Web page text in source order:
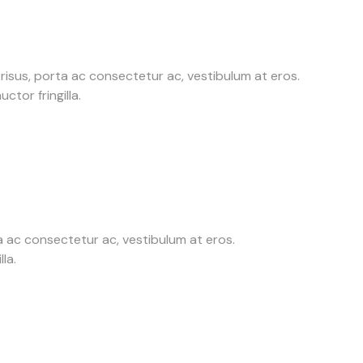
porta ac consectetur ac, vestibulum at eros.
fringilla.
ac consectetur ac, vestibulum at eros.